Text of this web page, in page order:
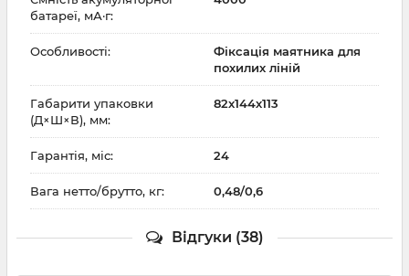
батареї, мА·г:
Особливості:
Фіксація маятника для
похилих ліній
Габарити упаковки
(Д×Ш×В), мм:
82х144х113
Гарантія, міс: 24
Вага нетто/брутто, кг: 0,48/0,6
Відгуки (38)